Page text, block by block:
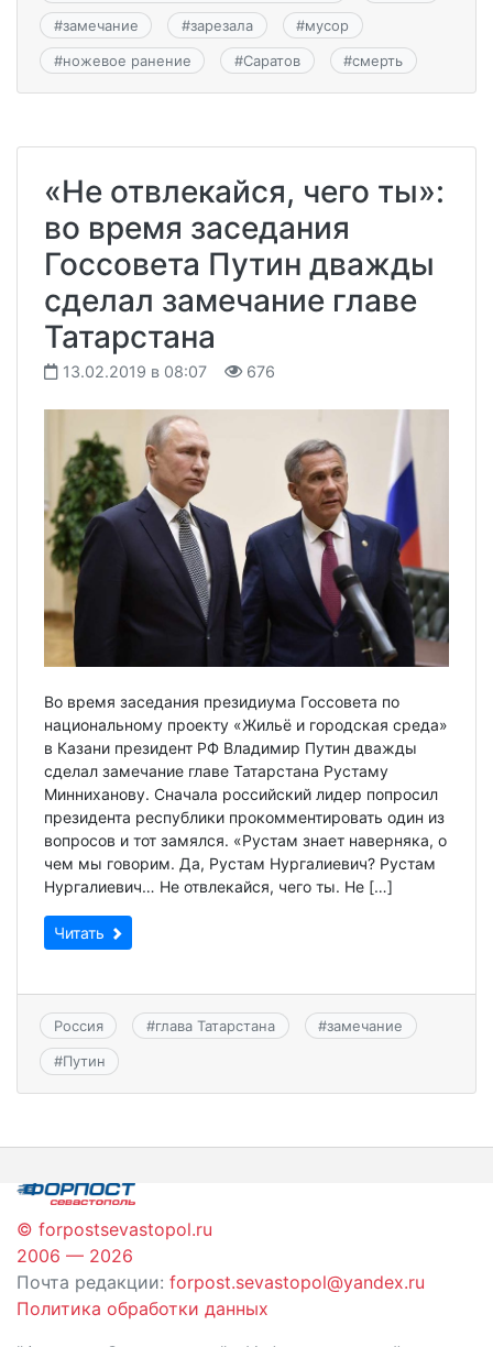
#замечание #зарезала #мусор
#ножевое ранение #Саратов #смерть
«Не отвлекайся, чего ты»:
во время заседания
Госсовета Путин дважды
сделал замечание главе
Татарстана
13.02.2019 в 08:07 676
Во время заседания президиума Госсовета по
национальному проекту «Жильё и городская среда»
в Казани президент РФ Владимир Путин дважды
сделал замечание главе Татарстана Рустаму
Минниханову. Сначала российский лидер попросил
президента республики прокомментировать один из
вопросов и тот замялся. «Рустам знает наверняка, о
чем мы говорим. Да, Рустам Нургалиевич? Рустам
Нургалиевич… Не отвлекайся, чего ты. Не […]
Читать
Россия #глава Татарстана #замечание
#Путин
© forpostsevastopol.ru
2006 — 2026
Почта редакции: forpost.sevastopol@yandex.ru
Политика обработки данных